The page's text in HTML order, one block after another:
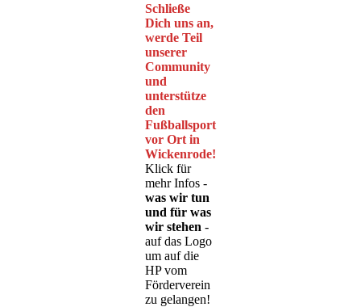
Schließe
Dich uns an,
werde Teil
unserer
Community
und
unterstütze
den
Fußballsport
vor Ort in
Wickenrode!
Klick für
mehr Infos -
was wir tun
und für was
wir stehen -
auf das Logo
um auf die
HP vom
Förderverein
zu gelangen!